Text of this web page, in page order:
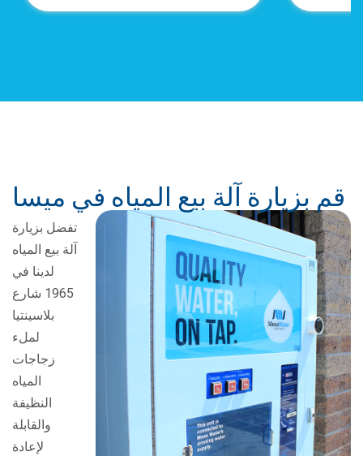
قم بزيارة آلة بيع المياه في ميسا
تفضل بزيارة
آلة بيع المياه
لدينا في
1965 شارع
بلاسينتيا
لملء
زجاجات
المياه
النظيفة
والقابلة
لإعادة